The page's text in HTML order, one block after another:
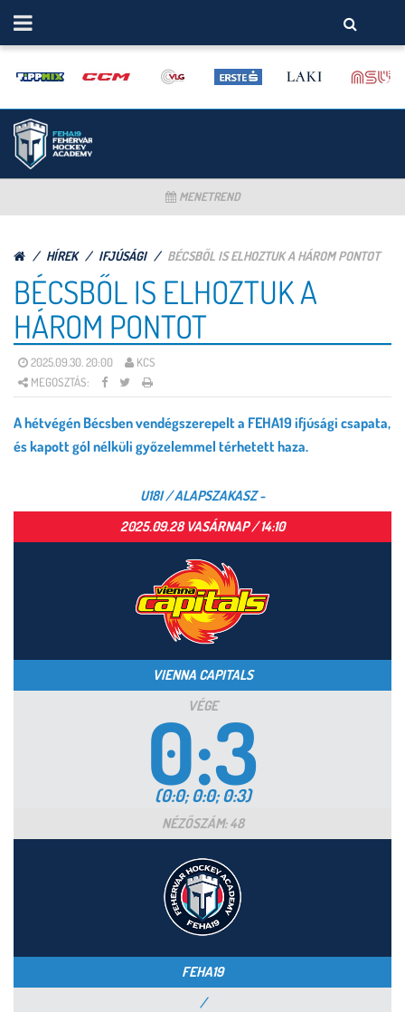
MENETREND
HÍREK IFJÚSÁGI BÉCSBŐL IS ELHOZTUK A HÁROM PONTOT
BÉCSBŐL IS ELHOZTUK A
HÁROM PONTOT
2025.09.30. 20:00
KCS
MEGOSZTÁS:
A hétvégén Bécsben vendégszerepelt a FEHA19 ifjúsági csapata,
és kapott gól nélküli győzelemmel térhetett haza.
U18I / ALAPSZAKASZ -
2025.09.28 VASÁRNAP / 14:10
VIENNA CAPITALS
VÉGE
0:3
(0:0; 0:0; 0:3)
NÉZŐSZÁM: 48
FEHA19
/